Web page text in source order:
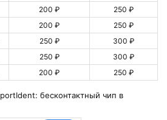
200 ₽
250 ₽
200 ₽
250 ₽
250 ₽
300 ₽
250 ₽
300 ₽
200 ₽ 250 ₽
бесконтактный чип в